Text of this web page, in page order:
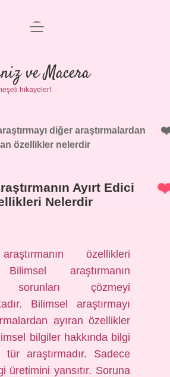
Anasayfa
Gizlilik Politikası
Yasal Uyarı
menüyü
ve Macera
hikayeler!
diğer araştırmalardan
özellikler nelerdir
Ayırt Edici
Nelerdir
özellikleri
araştırmanın
sorunları çözmeyi
Bilimsel araştırmayı
ayıran özellikler
bilgiler hakkında bilgi
araştırmadır. Sadece
üretimini yansıtır. Soruna